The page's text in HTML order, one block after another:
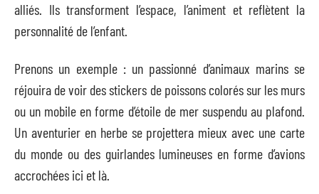
alliés. Ils transforment l’espace, l’animent et reflètent la
personnalité de l’enfant.
Prenons un exemple : un passionné d’animaux marins se
réjouira de voir des stickers de poissons colorés sur les murs
ou un mobile en forme d’étoile de mer suspendu au plafond.
Un aventurier en herbe se projettera mieux avec une carte
du monde ou des guirlandes lumineuses en forme d’avions
accrochées ici et là.